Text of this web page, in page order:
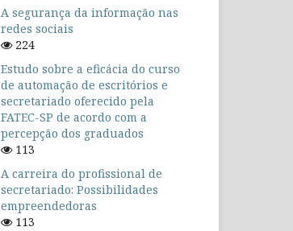
A segurança da informação nas
redes sociais
224
Estudo sobre a eficácia do curso
de automação de escritórios e
secretariado oferecido pela
FATEC-SP de acordo com a
percepção dos graduados
113
A carreira do profissional de
secretariado: Possibilidades
empreendedoras
113